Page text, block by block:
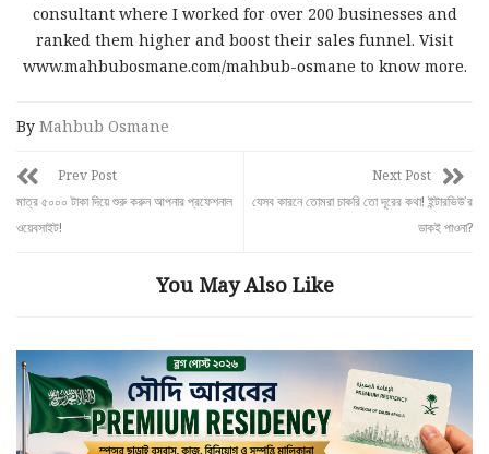
consultant where I worked for over 200 businesses and
ranked them higher and boost their sales funnel. Visit
www.mahbubosmane.com/mahbub-osmane to know more.
By Mahbub Osmane
Prev Post
মাত্র ৫০০০ টাকা দিয়ে শুরু করুন আপনার প্রফেশনাল
ওয়েবসাইট!
Next Post
যেসব কারনে তোমরা চাকরি তো দূরের কথা! ইন্টারভিউ’র
ডাকই পাওনা?
You May Also Like